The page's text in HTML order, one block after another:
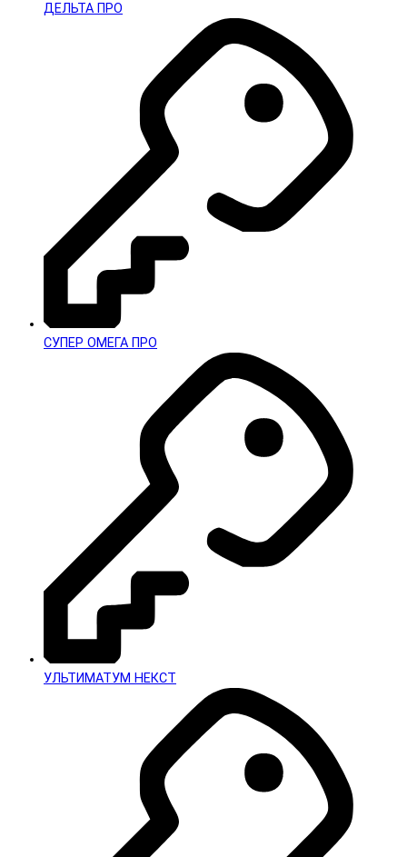
ДЕЛЬТА ПРО
СУПЕР ОМЕГА ПРО
УЛЬТИМАТУМ НЕКСТ